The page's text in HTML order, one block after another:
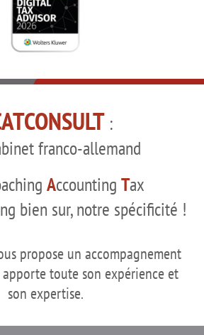
:
franco-allemand
Accounting Tax
bien sur, notre spécificité !
propose un accompagnement
toute son expérience et
son expertise.